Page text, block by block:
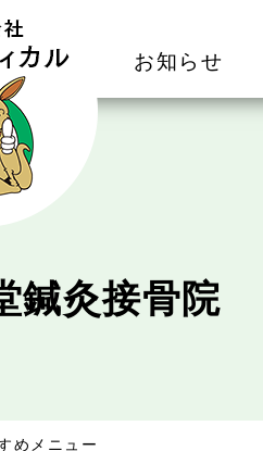
お知らせ
鍼灸接骨院
めメニュー